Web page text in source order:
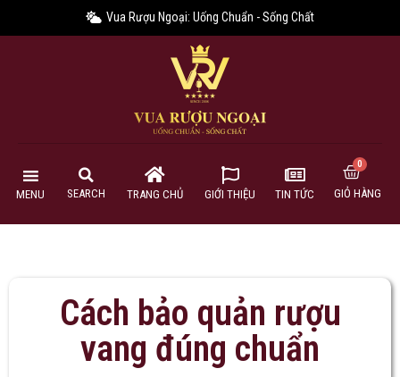
Vua Rượu Ngoại: Uống Chuẩn - Sống Chất
MENU SEARCH TRANG CHỦ GIỚI THIỆU TIN TỨC GIỎ HÀNG
Cách bảo quản rượu
vang đúng chuẩn